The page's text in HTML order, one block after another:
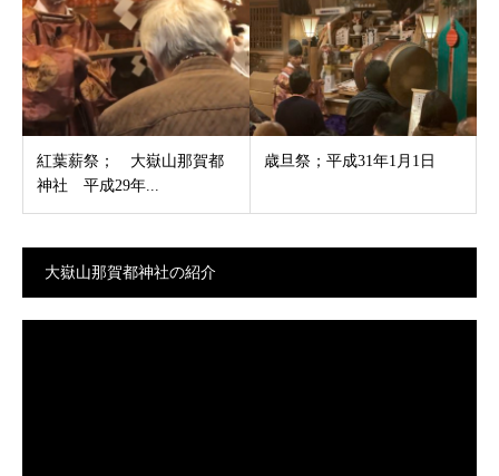
紅葉薪祭； 大嶽山那賀都
神社 平成29年...
歳旦祭；平成31年1月1日
大嶽山那賀都神社の紹介